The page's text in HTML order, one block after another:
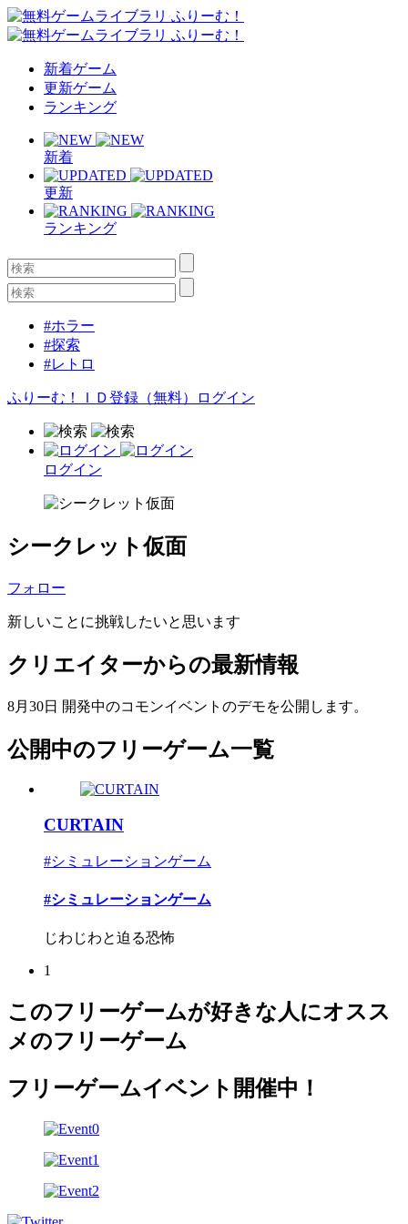
新着ゲーム
更新ゲーム
ランキング
新着
更新
ランキング
#ホラー
#探索
#レトロ
ふりーむ！ＩＤ登録（無料） ログイン
ログイン
シークレット仮面
フォロー
新しいことに挑戦したいと思います
クリエイターからの最新情報
8月30日 開発中のコモンイベントのデモを公開します。
公開中のフリーゲーム一覧
CURTAIN
#シミュレーションゲーム
#シミュレーションゲーム
じわじわと迫る恐怖
1
このフリーゲームが好きな人にオスス
メのフリーゲーム
フリーゲームイベント開催中！